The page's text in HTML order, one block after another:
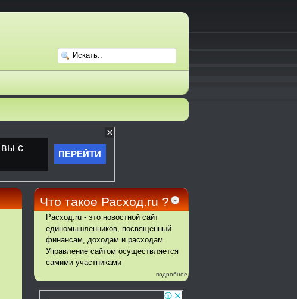
Что такое Расход.ru ?
Расход.ru - это новостной сайт
единомышленников, посвященный
финансам, доходам и расходам.
Управление сайтом осуществляется
самими участниками
подробнее